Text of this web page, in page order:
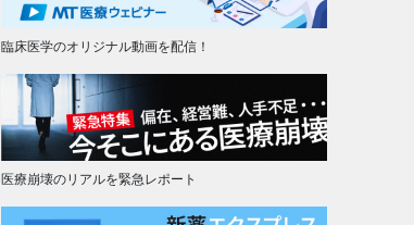
臨床医学のオリジナル動画を配信！
医療崩壊のリアルを緊急レポート